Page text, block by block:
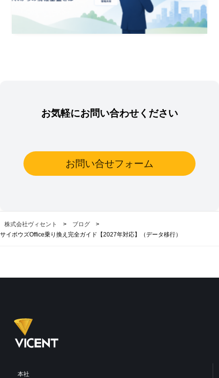
お気軽にお問い合わせください
お問い合せフォーム
株式会社ヴィセント > ブログ
>
サイボウズOffice乗り換え完全ガイド【2027年対応】（データ移行）
本社